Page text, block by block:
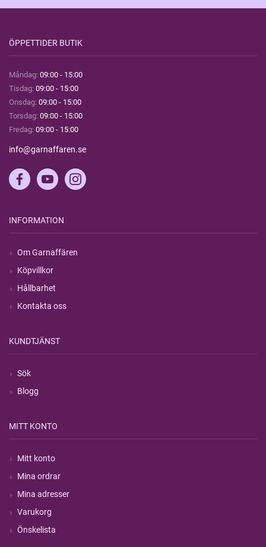
ÖPPETTIDER BUTIK
Måndag: 09:00 - 15:00
Tisdag: 09:00 - 15:00
Onsdag: 09:00 - 15:00
Torsdag: 09:00 - 15:00
Fredag: 09:00 - 15:00
info@garnaffaren.se
INFORMATION
Om Garnaffären
Köpvillkor
Hållbarhet
Kontakta oss
KUNDTJÄNST
Sök
Blogg
MITT KONTO
Mitt konto
Mina ordrar
Mina adresser
Varukorg
Önskelista